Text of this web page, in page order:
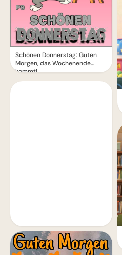
Schönen Donnerstag: Guten
Morgen, das Wochenende
kommt!